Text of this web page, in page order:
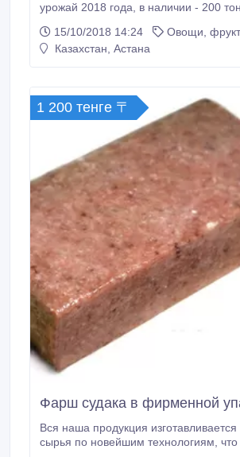
урожай 2018 года, в наличии - 200 тонн, картофель
в сетки по 30 кг. В связи с нехваткой
реализуем со скидкой по цене 30 тг/
15/10/2018 14:24
Овощи,
Казахстан, Астана
1 200 тенге 〒
Фарш судака в фирменной
Вся наша продукция изготавливается
сырья по новейшим технологиям, что позволяет